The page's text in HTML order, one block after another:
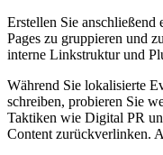
Erstellen Sie
Pages zu gruppieren und
interne Linkstruktur und
Während Sie lokalisierte
schreiben, probieren Sie
Taktiken wie Digital PR
Content zurückverlinken.